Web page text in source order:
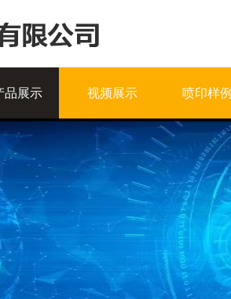
品展示 视频展示 喷印样例